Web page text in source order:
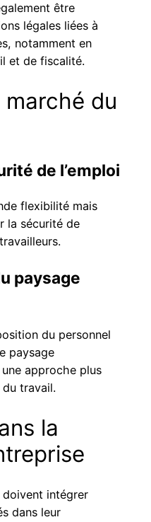
être
légales liées à
notamment en
et de fiscalité.
du
de l’emploi
flexibilité mais
la sécurité de
paysage
du personnel
paysage
approche plus
travail.
la
intégrer
dans leur